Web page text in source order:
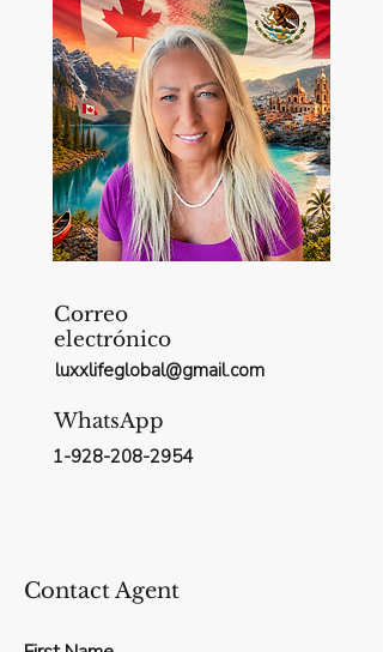
Correo
electrónico
luxxlifeglobal@gmail.com
WhatsApp
1-928-208-2954
Contact Agent